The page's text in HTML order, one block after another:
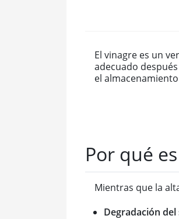
El vinagre es un
adecuado
el
Por qué
Mientras que la
Degradación